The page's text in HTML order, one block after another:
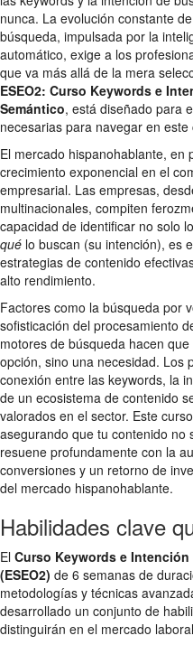
nunca. La evolución constante
búsqueda, impulsada por la
automático, exige a los
que va más allá de la mera
ESEO2: Curso Keywords e
Semántico, está diseñado para
necesarias para navegar en
El mercado hispanohablante, en
crecimiento exponencial en el
empresarial. Las empresas,
multinacionales, compiten
capacidad de identificar no solo
qué lo buscan (su intención), es
estrategias de contenido
alto rendimiento.
Factores como la búsqueda por
sofisticación del procesamiento
motores de búsqueda hacen
opción, sino una necesidad. Los
conexión entre las keywords, la
de un ecosistema de contenido
valorados en el sector. Este
asegurando que tu contenido no
resuene profundamente con la
conversiones y un retorno de
del mercado hispanohablante.
Habilidades clave
El Curso Keywords e
(ESEO2) de 6 semanas de
metodologías y técnicas
desarrollado un conjunto de
distinguirán en el mercado